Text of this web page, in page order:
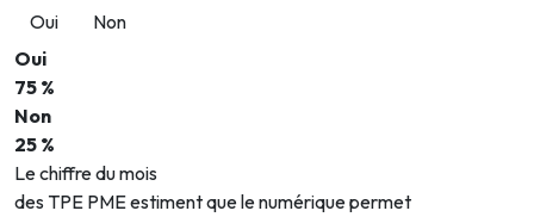
Oui
Non
Oui
75 %
Non
25 %
Le chiffre du mois
des TPE PME estiment que le numérique permet